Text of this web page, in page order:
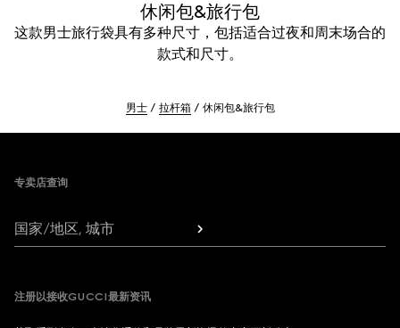
休闲包&旅行包
这款男士旅行袋具有多种尺寸，包括适合过夜和周末场合的
款式和尺寸。
男士 拉杆箱 休闲包&旅行包
专卖店查询
国家/地区, 城市
注册以接收GUCCI最新资讯